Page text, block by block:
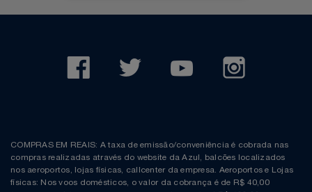
COMPRAS EM REAIS: A taxa de emissão/conveniência é cobrada nas
compras realizadas através do website da Azul, balcões localizados
nos aeroportos, lojas físicas, callcenter da empresa. Aeroportos e Lojas
físicas: Nos voos domésticos, o valor da cobrança é de R$ 40,00